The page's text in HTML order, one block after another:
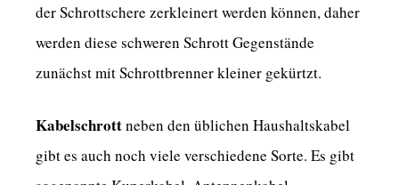
der Schrottschere zerkleinert werden können, daher
werden diese schweren Schrott Gegenstände
zunächst mit Schrottbrenner kleiner gekürtzt.
Kabelschrottneben den üblichen Haushaltskabel
gibt es auch noch viele verschiedene Sorte. Es gibt